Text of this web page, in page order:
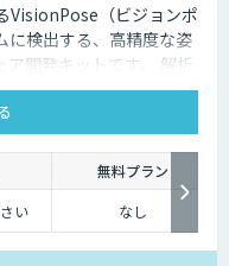
VisionPose（ビジョンポ
に検出する、高精度な姿
開発キットです。 解析
ルを問わず商用利用や研
無料プラン
い なし